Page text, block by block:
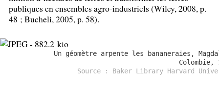
publiques en ensembles agro-industriels (Wiley, 2008, p.
48 ; Bucheli, 2005, p. 58).
Un géomètre arpente les bananeraies,
Colombie,
Source : Baker Library Harvard